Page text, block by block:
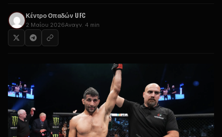
Κέντρο Οπαδών UFC
2 Μαΐου 2026Αναγν. 4 min